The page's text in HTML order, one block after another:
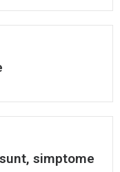
simptome